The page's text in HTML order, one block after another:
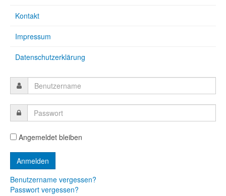
Kontakt
Impressum
Datenschutzerklärung
Angemeldet bleiben
Benutzername vergessen?
Passwort vergessen?